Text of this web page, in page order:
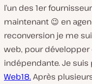
l’un des 1er
maintenant 😉 en
reconversion je me
web, pour
indépendante. Je suis
Web18.Après